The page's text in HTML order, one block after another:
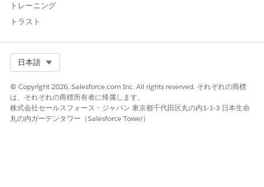
ご意見をお待ちしております。
トレーニング
トラスト
日本語
© Copyright 2026, Salesforce.com Inc. All rights reserved. それぞれの商標
は、それぞれの商標所有者に帰属します。
株式会社セールスフォース・ジャパン 東京都千代田区丸の内1-1-3 日本生命
丸の内ガーデンタワー（Salesforce Tower）